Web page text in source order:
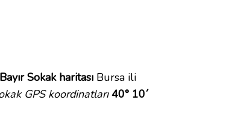
Sokak haritası Bursa ili
GPS koordinatları 40° 10´